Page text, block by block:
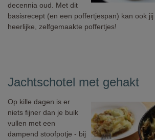
decennia oud. Met dit
basisrecept (en een poffertjespan) kan ook
heerlijke, zelfgemaakte poffertjes!
Jachtschotel met gehakt
Op kille dagen is er
niets fijner dan je buik
vullen met een
dampend stoofpotje - bij